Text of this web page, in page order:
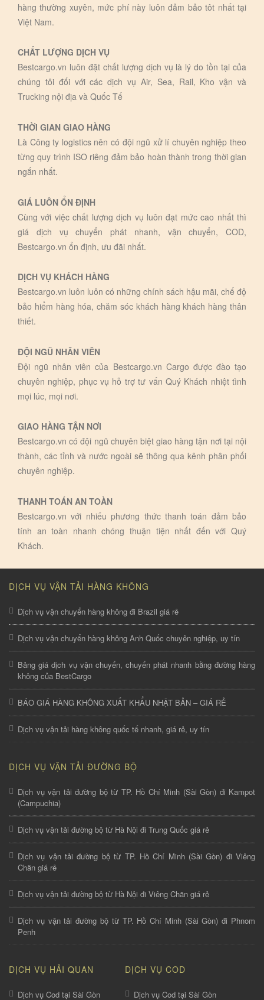
hàng thường xuyên, mức phí này luôn đảm bảo tôt nhất tại
Việt Nam.
CHẤT LƯỢNG DỊCH VỤ
Bestcargo.vn luôn đặt chất lượng dịch vụ là lý do tồn tại của
chúng tôi đối với các dịch vụ Air, Sea, Rail, Kho vận và
Trucking nội địa và Quốc Tế
THỜI GIAN GIAO HÀNG
Là Công ty logistics nên có đội ngũ xử lí chuyên nghiệp theo
từng quy trình ISO riêng đảm bảo hoàn thành trong thời gian
ngắn nhất.
GIÁ LUÔN ỔN ĐỊNH
Cùng với việc chất lượng dịch vụ luôn đạt mức cao nhất thì
giá dịch vụ chuyển phát nhanh, vận chuyển, COD,
Bestcargo.vn ổn định, ưu đãi nhất.
DỊCH VỤ KHÁCH HÀNG
Bestcargo.vn luôn luôn có những chính sách hậu mãi, chế độ
bảo hiểm hàng hóa, chăm sóc khách hàng khách hàng thân
thiết.
ĐỘI NGŨ NHÂN VIÊN
Đội ngũ nhân viên của Bestcargo.vn Cargo được đào tạo
chuyên nghiệp, phục vụ hỗ trợ tư vấn Quý Khách nhiệt tình
mọi lúc, mọi nơi.
GIAO HÀNG TẬN NƠI
Bestcargo.vn có đội ngũ chuyên biệt giao hàng tận nơi tại nội
thành, các tỉnh và nước ngoài sẽ thông qua kênh phân phối
chuyên nghiệp.
THANH TOÁN AN TOÀN
Bestcargo.vn với nhiếu phương thức thanh toán đảm bảo
tính an toàn nhanh chóng thuận tiện nhất đến với Quý
Khách.
DỊCH VỤ VẬN TẢI HÀNG KHÔNG
Dịch vụ vận chuyển hàng không đi Brazil giá rẻ
Dịch vụ vận chuyển hàng không Anh Quốc chuyên nghiệp, uy tín
Bảng giá dịch vụ vận chuyển, chuyển phát nhanh bằng đường hàng
không của BestCargo
BÁO GIÁ HÀNG KHÔNG XUẤT KHẨU NHẬT BẢN – GIÁ RẺ
Dịch vụ vận tải hàng không quốc tế nhanh, giá rẻ, uy tín
DỊCH VỤ VẬN TẢI ĐƯỜNG BỘ
Dịch vụ vận tải đường bộ từ TP. Hồ Chí Minh (Sài Gòn) đi Kampot
(Campuchia)
Dịch vụ vận tải đường bộ từ Hà Nội đi Trung Quốc giá rẻ
Dịch vụ vận tải đường bộ từ TP. Hồ Chí Minh (Sài Gòn) đi Viêng
Chăn giá rẻ
Dịch vụ vận tải đường bộ từ Hà Nội đi Viêng Chăn giá rẻ
Dịch vụ vận tải đường bộ từ TP. Hồ Chí Minh (Sài Gòn) đi Phnom
Penh
DỊCH VỤ HẢI QUAN
Dịch vụ Cod tại Sài Gòn
DỊCH VỤ COD
Dịch vụ Cod tại Sài Gòn